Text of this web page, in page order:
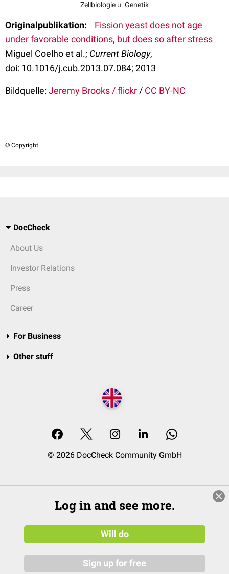
Zellbiologie u. Genetik
Originalpublikation:
Fission yeast does not age
under favorable conditions, but does so after stress
Miguel Coelho et al.; Current Biology,
doi: 10.1016/j.cub.2013.07.084; 2013
Bildquelle:Jeremy Brooks / flickr / CC BY-NC
© Copyright
DocCheck
About Us
Investor Relations
Press
Career
For Business
Other stuff
© 2026 DocCheck Community GmbH
Log in and see more.
Will do
Sign up for free